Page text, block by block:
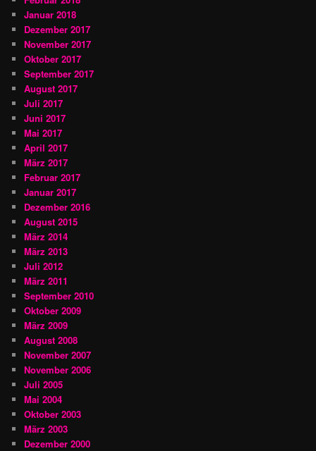
Januar 2018
Dezember 2017
November 2017
Oktober 2017
September 2017
August 2017
Juli 2017
Juni 2017
Mai 2017
April 2017
März 2017
Februar 2017
Januar 2017
Dezember 2016
August 2015
März 2014
März 2013
Juli 2012
März 2011
September 2010
Oktober 2009
März 2009
August 2008
November 2007
November 2006
Juli 2005
Mai 2004
Oktober 2003
März 2003
Dezember 2000